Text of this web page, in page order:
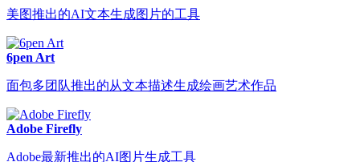
美图推出的AI文本生成图片的工具
6pen Art
面包多团队推出的从文本描述生成绘画艺术作品
Adobe Firefly
Adobe最新推出的AI图片生成工具